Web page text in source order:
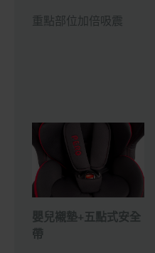
重點部位加倍吸震
嬰兒襯墊+五點式安全
帶